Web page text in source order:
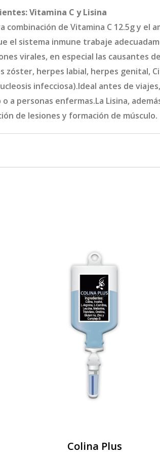
Vitamina C y Lisina
combinación de Vitamina C 12.5g y el
el sistema inmune trabaje
virales, en especial las causantes
zóster, herpes labial, herpes genital,
infecciosa).Ideal antes de
o a personas enfermas.La Lisina,
de lesiones y formación de músculo.
Colina Plus